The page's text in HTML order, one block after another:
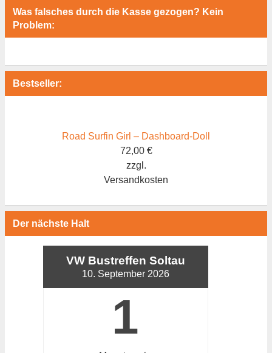
Was falsches durch die Kasse gezogen? Kein
Problem:
Bestseller:
Road Surfin Girl – Dashboard-Doll
72,00 €
zzgl.
Versandkosten
Der nächste Halt
VW Bustreffen Soltau
10. September 2026
1